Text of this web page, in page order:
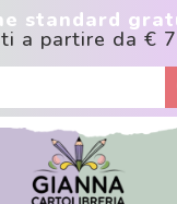
standard
a partire da €